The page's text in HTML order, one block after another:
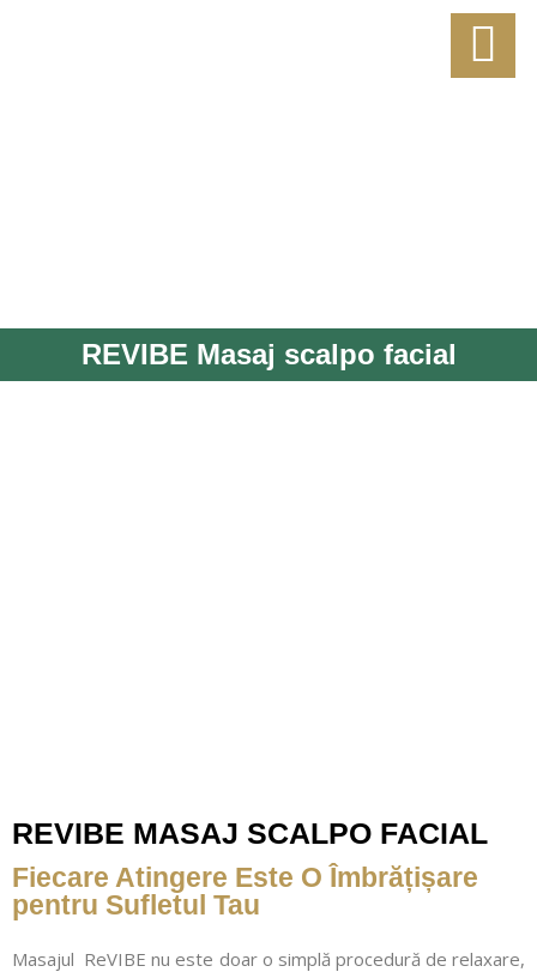
REVIBE Masaj scalpo facial
REVIBE MASAJ SCALPO FACIAL
Fiecare Atingere Este O Îmbrățișare
pentru Sufletul Tau
Masajul ReVIBE nu este doar o simplă procedură de relaxare,